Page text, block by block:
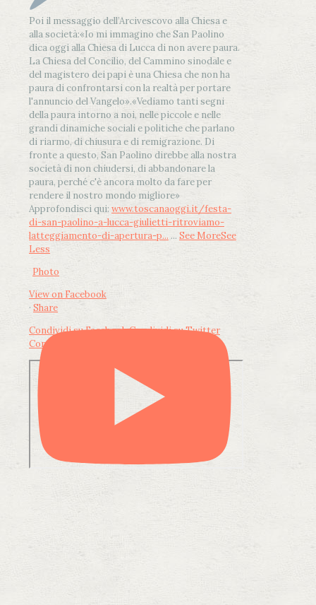
Poi il messaggio dell’Arcivescovo alla Chiesa e
alla società:«Io mi immagino che San Paolino
dica oggi alla Chiesa di Lucca di non avere paura.
La Chiesa del Concilio, del Cammino sinodale e
del magistero dei papi è una Chiesa che non ha
paura di confrontarsi con la realtà per portare
l'annuncio del Vangelo».«Vediamo tanti segni
della paura intorno a noi, nelle piccole e nelle
grandi dinamiche sociali e politiche che parlano
di riarmo, di chiusura e di remigrazione. Di
fronte a questo, San Paolino direbbe alla nostra
società di non chiudersi, di abbandonare la
paura, perché c'è ancora molto da fare per
rendere il nostro mondo migliore»
Approfondisci qui: www.toscanaoggi.it/festa-
di-san-paolino-a-lucca-giulietti-ritroviamo-
latteggiamento-di-apertura-p... ... See MoreSee
Less
Photo
View on Facebook
· Share
Condividi su FacebookCondividi su Twitter
Condividi su LinkedIn